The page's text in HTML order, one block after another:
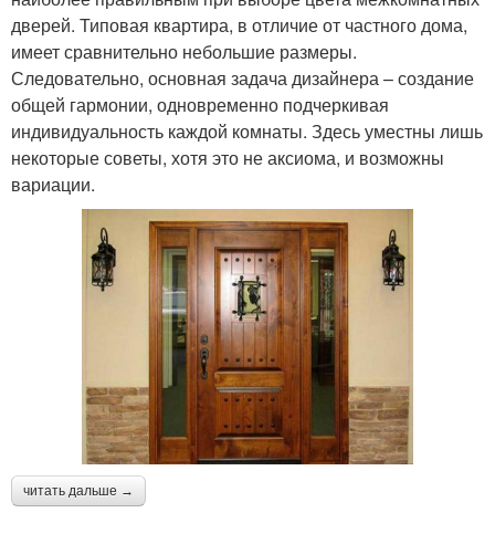
дверей. Типовая квартира, в отличие от частного дома,
имеет сравнительно небольшие размеры.
Следовательно, основная задача дизайнера – создание
общей гармонии, одновременно подчеркивая
индивидуальность каждой комнаты. Здесь уместны лишь
некоторые советы, хотя это не аксиома, и возможны
вариации.
читать дальше →